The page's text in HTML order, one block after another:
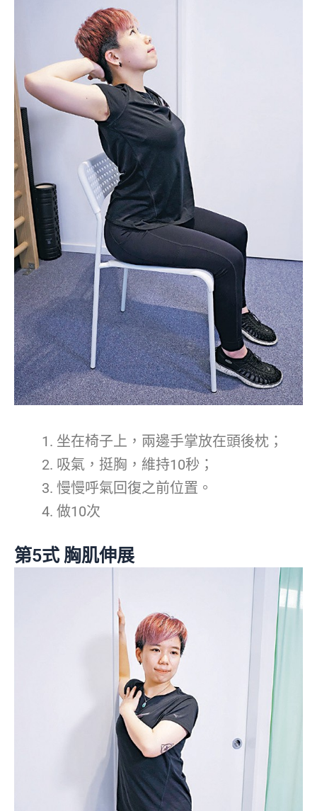
坐在椅子上，兩邊手掌放在頭後枕；
吸氣，挺胸，維持10秒；
慢慢呼氣回復之前位置。
做10次
第5式 胸肌伸展